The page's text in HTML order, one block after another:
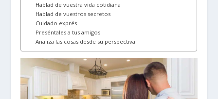
Hablad de vuestra vida cotidiana
Hablad de vuestros secretos
Cuidado exprés
Preséntales a tus amigos
Analiza las cosas desde su perspectiva